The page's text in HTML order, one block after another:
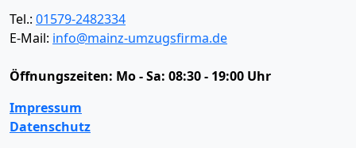
Tel.: 01579-2482334
E-Mail: info@mainz-umzugsfirma.de
Öffnungszeiten: Mo - Sa: 08:30 - 19:00 Uhr
Impressum
Datenschutz